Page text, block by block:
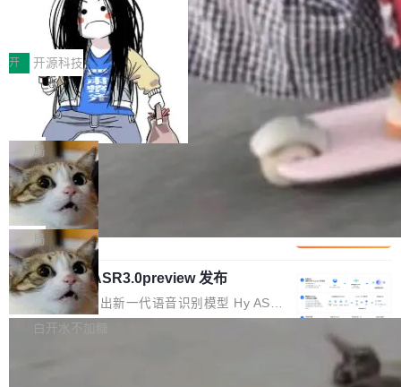
理两个方面，让用户的每一份算力都看得清、管
得住、用得稳、省得下、更安全！ 一、从现在开
始，Token使用一目...
作者）、Quoc Le（Google 大脑核心成员，Se
q2Seq 和 DocAI 的共同发明人）以及 Oriol Vin
yals（Gemini 联合负责人，AlphaSta...
耳科技研发的企业级终端编码智能体——一位全
中文驱动的数字员工，自主理解需求、规划步
骤、编写代码。不挑模型、不挑平台，curl 一行
装完即用。 开源地址：Gitee · GitCode · GitHu
b 安装 支持 Java 8+（8~26）、macOS / Linu
x / Windows / Harmony PC。 # macOS / Linu
x / Harmony PC curl -fsSL https://solon.noea
r.org/solon...
让“代码语义理解”深度释放AI Coding
价值潜能：华为云码道（CodeArts）
代码仓技术解析
一、代码仓深度理解技术的作用与价值 在软件工
程实践中，代码仓是企业核心知识资产的主要载
体。企业级代码仓库通常包含数十万乃至数百万
个文件，其规模远超单次模型调用可承载的上下
文窗口。随着项目规模的持续扩张与代码历史的
不断累积，代码仓中的模块关系、接口契约、业
务逻辑等关键信息往往分散于数十乃至数百个文
件之中，形成高度复杂的知识关联网络。传统的
代码检索手段（如关键词匹配、目录遍历）仅能
在语法层面完成文本定位，难以触及代码的语义
内涵与结构关联，导致开发者使用代码智能体在
理解大规模代码仓时面临显著"代码仓理解"瓶
颈。 代码仓深度理解服务（以下简称" CodeBas
e深度理解服务"）是华为云码道（CodeA...
开 开源科技
一条“删库”命令跑 17 小时，算法工程
师删光 89TB 数据只为干私活
最高人民检察院8月4日公布了一起案件：北京一
名90后算法工程师王某，为了给自己接的私活腾
服务器空间，删光了公司AI游戏部门的全部核心
数据。 王某2024年1月入职东城区某科技公司AI
短剧部门，有互联网大厂背景。在公司内部架构
调整期间，部门三次通知全员将数据从A集群迁
移到B集群，王某都回复了"收到"。 他没有迁移
数据。2024年9月3日下午4点，他使用此前登录
的账号密码进入A集群，输入了一条被程序员圈
称为"删库跑路"的命令——最高管理员权限、无
局
Cloudflare 分享推理优化实践：KV ca
che 量化 + 权重压缩，吞吐量提升 4
1%，成本降 30%
Kimi 和 GLM 是当前最强的大模型系列之一，但
它们有一个共同的问题：太吃显存了。月之暗面
的 Kimi K 系列和智谱的 GLM 都是长上下文、M
oE 架构的大模型，好用到让人上瘾，但 GPU 显
存永远不够用。 Cloudflare 的 Workers AI 团队
一直在跑这些模型的推理。他们在官方博客上发
局
腾讯混元 Hy ASR3.0preview 发布
腾讯混元正式推出新一代语音识别模型 Hy ASR
3.0preview。基于最新一代大语言模型 Hy3 的
白开水不加糖